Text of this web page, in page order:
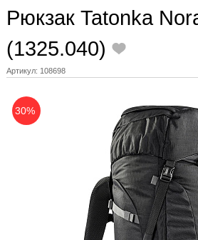
Рюкзак Tatonka
(1325.040)
Артикул: 108698
30%